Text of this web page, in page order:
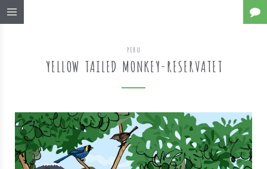
PERU
YELLOW TAILED MONKEY-RESERVATET